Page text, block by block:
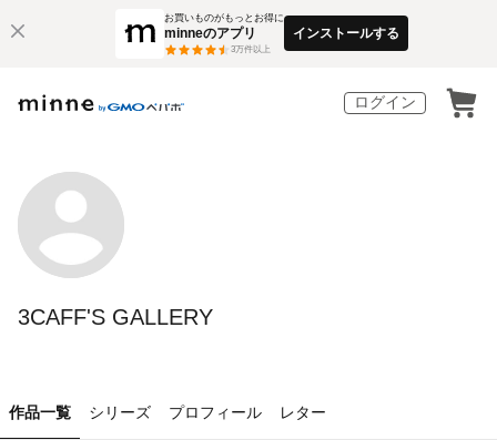
お買いものがもっとお得に
minneのアプリ
3万件以上
インストールする
ログイン
3CAFF'S GALLERY
作品一覧 シリーズ プロフィール レター